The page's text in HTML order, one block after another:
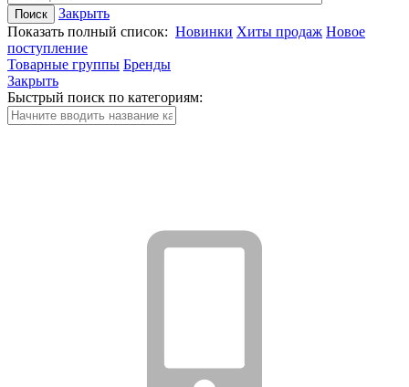
Закрыть
Показать полный список: Новинки Хиты продаж Новое
поступление
Товарные группы Бренды
Закрыть
Быстрый поиск по категориям: